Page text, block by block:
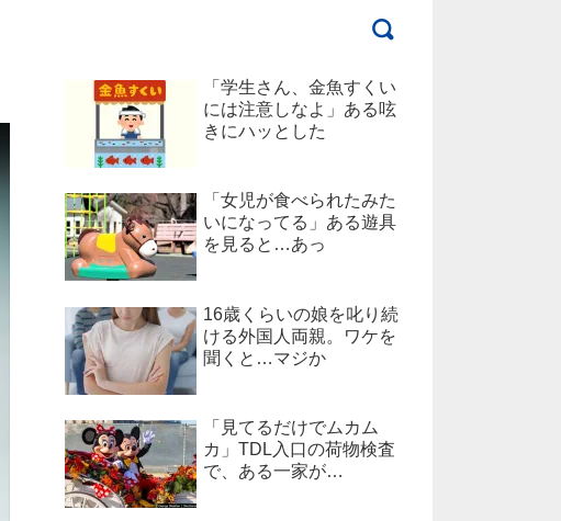
「学生さん、金魚すくい
には注意しなよ」ある呟
きにハッとした
「女児が食べられたみた
いになってる」ある遊具
を見ると…あっ
16歳くらいの娘を叱り続
ける外国人両親。ワケを
聞くと…マジか
「見てるだけでムカム
カ」TDL入口の荷物検査
で、ある一家が…